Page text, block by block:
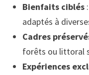
Bienfaits ciblés:
adaptés à
Cadres
forêts ou littoral
Expériences